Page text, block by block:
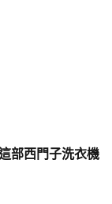
部西門子洗衣機